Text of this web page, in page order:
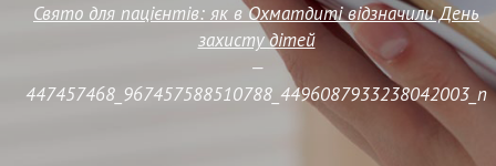
Свято для пацієнтів: як в Охматдиті відзначили День
захисту дітей
—
447457468_967457588510788_4496087933238042003_n